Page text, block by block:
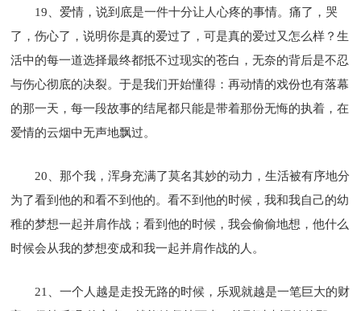
19、爱情，说到底是一件十分让人心疼的事情。痛了，哭
了，伤心了，说明你是真的爱过了，可是真的爱过又怎么样？生
活中的每一道选择最终都抵不过现实的苍白，无奈的背后是不忍
与伤心彻底的决裂。于是我们开始懂得：再动情的戏份也有落幕
的那一天，每一段故事的结尾都只能是带着那份无悔的执着，在
爱情的云烟中无声地飘过。
20、那个我，浑身充满了莫名其妙的动力，生活被有序地分
为了看到他的和看不到他的。看不到他的时候，我和我自己的幼
稚的梦想一起并肩作战；看到他的时候，我会偷偷地想，他什么
时候会从我的梦想变成和我一起并肩作战的人。
21、一个人越是走投无路的时候，乐观就越是一笔巨大的财